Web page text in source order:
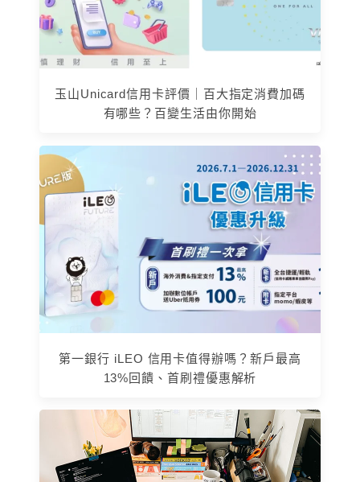
玉山Unicard信用卡評價｜百大指定消費加碼
有哪些？百變生活由你開始
第一銀行 iLEO 信用卡值得辦嗎？新戶最高
13%回饋、首刷禮優惠解析